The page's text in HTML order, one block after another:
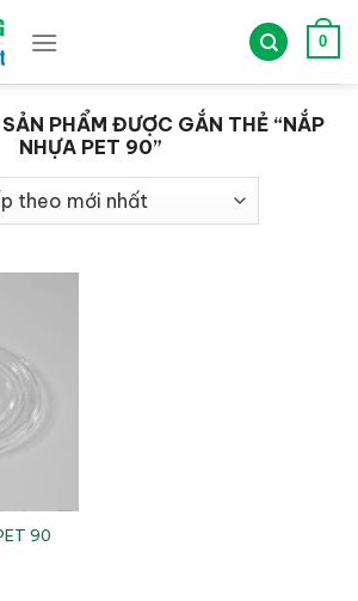
0
SẢN PHẨM ĐƯỢC GẮN THẺ “NẮP
NHỰA PET 90”
90